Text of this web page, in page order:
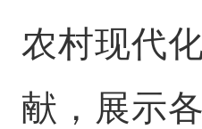
农村现代
献，展示